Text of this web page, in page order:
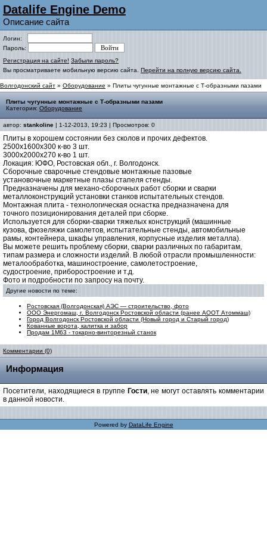
Datalife Engine Demo
Описание сайта
Логин:
Пароль:
Регистрация на сайте! Забыли пароль?
Вы просматриваете мобильную версию сайта. Перейти на полную версию сайта.
Волгодонский сайт » Оборудование » Плиты чугунные монтажные с Т-образными пазами
Плиты чугунные монтажные с Т-образными пазами
Категория: Оборудование
автор: stankoline | 1-12-2013, 19:23 | Просмотров: 0
Плиты в хорошем состоянии без сколов и прочих дефектов.
2500х1600х300 к-во 3 шт.
3000х2000х270 к-во 1 шт.
Локация: ЮФО, Ростовская обл., г. Волгодонск.
Сборочные сварочные стендовые монтажные пазовые
установочные маркетные плазы стапеля стенды.
Предназначены для механо-сборочных работ сборки и сварки
металлоконструкций установки станков испытательных стендов.
Монтажная плита - технологическая оснастка предназначена для
точного позиционирования деталей при сборке.
Используется для сборки-сварки тяжелых конструкций (машинные
кузова, фюзеляжи самолетов, испытательные стенды, автомобильные
рамы, контейнера, шкафы управления, корпусные изделия металла).
Вы можете решить проблему сборки, сварки различных по габаритам,
типам размера и сложности изделий. В любой отрасли промышленности:
металообработка, машиностроение, самолетостроение,
судостроение, приборостроение и т.д.
Фото и подробности по запросу на почту.
Другие новости по теме:
Ростовская (Волгодонская) АЭС — строительство, фото
ООО Энергомаш, г. Волгодонск Ростовской области (ранее АООТ Атоммаш)
Город Волгодонск Ростовской области (Новый город и Старый город)
Кованные ворота, калитка и забор
Продам 1М63 - токарно-винторезный станок
Комментарии (0)
Информация
Посетители, находящиеся в группе Гости, не могут оставлять комментарии
в данной новости.
Powered by DataLife Engine